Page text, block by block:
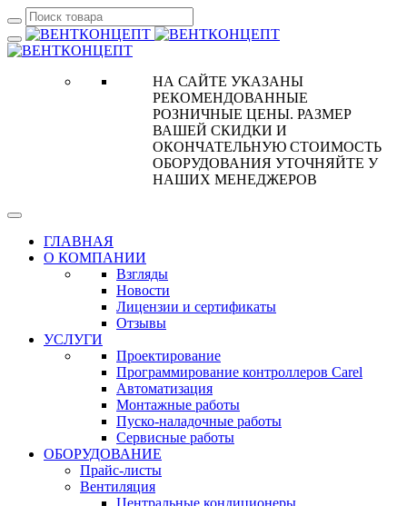
НА САЙТЕ УКАЗАНЫ
РЕКОМЕНДОВАННЫЕ
РОЗНИЧНЫЕ ЦЕНЫ. РАЗМЕР
ВАШЕЙ СКИДКИ И
ОКОНЧАТЕЛЬНУЮ СТОИМОСТЬ
ОБОРУДОВАНИЯ УТОЧНЯЙТЕ У
НАШИХ МЕНЕДЖЕРОВ
ГЛАВНАЯ
О КОМПАНИИ
Взгляды
Новости
Лицензии и сертификаты
Отзывы
УСЛУГИ
Проектирование
Программирование контроллеров Carel
Автоматизация
Монтажные работы
Пуско-наладочные работы
Сервисные работы
ОБОРУДОВАНИЕ
Прайс-листы
Вентиляция
Центральные кондиционеры